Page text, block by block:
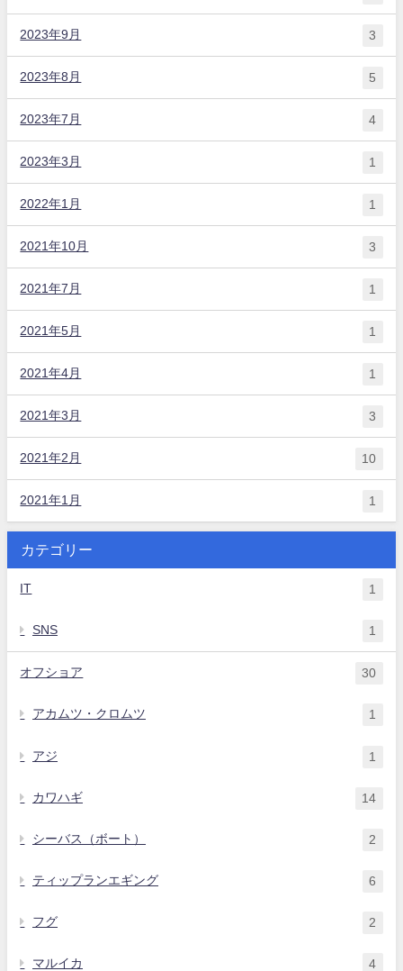
2023年9月 3
2023年8月 5
2023年7月 4
2023年3月 1
2022年1月 1
2021年10月 3
2021年7月 1
2021年5月 1
2021年4月 1
2021年3月 3
2021年2月 10
2021年1月 1
カテゴリー
IT 1
SNS 1
オフショア 30
アカムツ・クロムツ 1
アジ 1
カワハギ 14
シーバス（ボート） 2
ティップランエギング 6
フグ 2
マルイカ 4